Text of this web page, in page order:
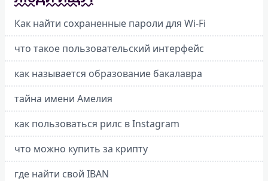
Как найти сохраненные пароли для Wi-Fi
что такое пользовательский интерфейс
как называется образование бакалавра
тайна имени Амелия
как пользоваться рилс в Instagram
что можно купить за крипту
где найти свой IBAN